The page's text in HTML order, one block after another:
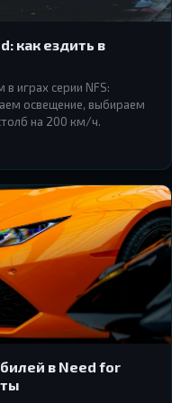
как ездить в
играх серии NFS:
освещение, выбираем
на 200 км/ч.
в Need for